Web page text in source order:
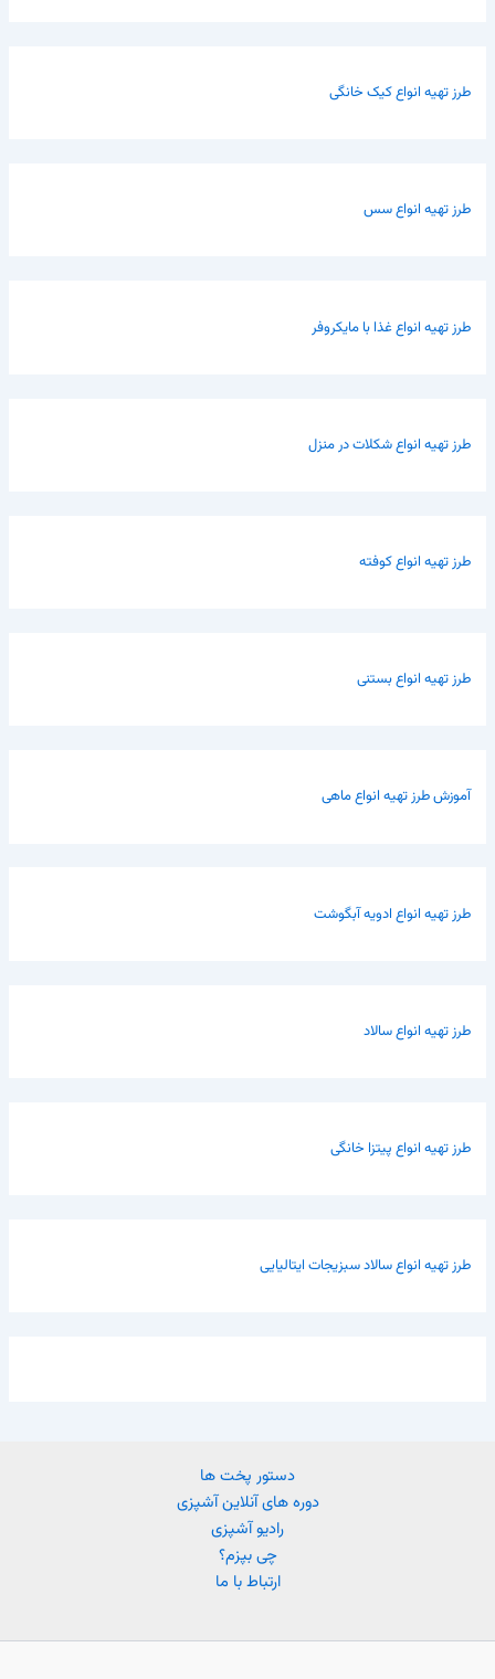
طرز تهیه انواع کیک خانگی
طرز تهیه انواع سس
طرز تهیه انواع غذا با مایکروفر
طرز تهیه انواع شکلات در منزل
طرز تهیه انواع کوفته
طرز تهیه انواع بستنی
آموزش طرز تهیه انواع ماهی
طرز تهیه انواع ادویه آبگوشت
طرز تهیه انواع سالاد
طرز تهیه انواع پیتزا خانگی
طرز تهیه انواع سالاد سبزیجات ایتالیایی
دستور پخت ها
دوره های آنلاین آشپزی
رادیو آشپزی
چی بپزم؟
ارتباط با ما